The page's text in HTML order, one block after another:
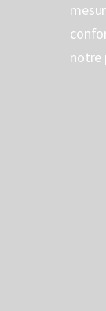
notre